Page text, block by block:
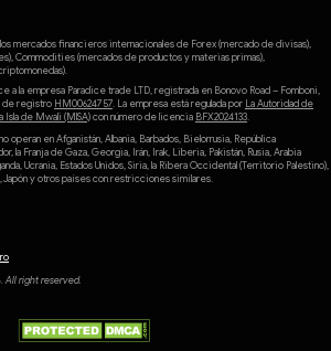
mercados financieros internacionales de Forex (mercado de divisas),
Commodities (mercados de productos y materias primas),
a la empresa Paradice trade LTD, registrada en Bonovo Road – Fomboni,
de registro HM00624757. La empresa está regulada por La Autoridad de
Isla de Mwali (MlSA)con número de licencia BFX2024133.
operan en Afganistán, Albania, Barbados, Bielorrusia, República
la Franja de Gaza, Georgia, Irán, Irak, Liberia, Pakistán, Rusia, Arabia
Ucrania, Estados Unidos, Siria, la Ribera Occidental (Territorio Palestino),
Japón y otros países con restricciones similares.
All right reserved.